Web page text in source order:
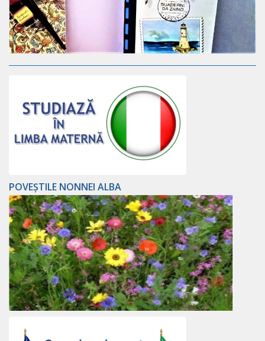
POVEȘTILE NONNEI ALBA